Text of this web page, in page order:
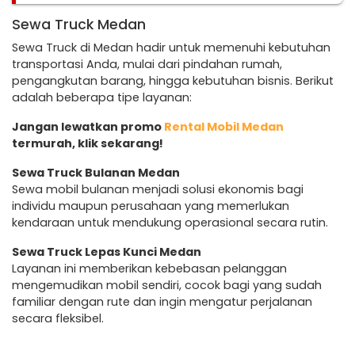
Sewa Truck Medan
Sewa Truck di Medan hadir untuk memenuhi kebutuhan
transportasi Anda, mulai dari pindahan rumah,
pengangkutan barang, hingga kebutuhan bisnis. Berikut
adalah beberapa tipe layanan:
Jangan lewatkan promo Rental Mobil Medan
termurah, klik sekarang!
Sewa Truck Bulanan Medan
Sewa mobil bulanan menjadi solusi ekonomis bagi
individu maupun perusahaan yang memerlukan
kendaraan untuk mendukung operasional secara rutin.
Sewa Truck Lepas Kunci Medan
Layanan ini memberikan kebebasan pelanggan
mengemudikan mobil sendiri, cocok bagi yang sudah
familiar dengan rute dan ingin mengatur perjalanan
secara fleksibel.